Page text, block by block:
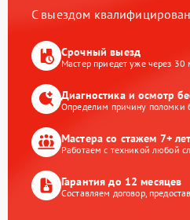
С выездом
Срочный выезд
Мастер приедет уже через 30
Диагностика и осмотр
Определим причину поломки
Мастера со стажем 7+ лет
Работаем с техникой любой
Гарантия до 12 месяцев
Составляем договор,